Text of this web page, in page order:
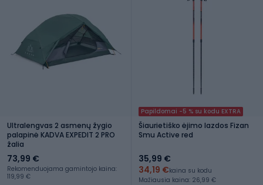
Ultralengvas 2 asmenų žygio
palapinė KADVA EXPEDIT 2 PRO
žalia
73,99 €
Rekomenduojama gamintojo kaina:
119,99 €
Papildomai -5 % su kodu EXTRA
Šiaurietiško ėjimo lazdos Fizan
Smu Active red
35,99 €
34,19 €kaina su kodu
Mažiausia kaina: 26,99 €